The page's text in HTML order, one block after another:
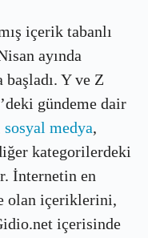
içerik tabanlı
ayında
Y ve Z
gündeme dair
sosyal medya,
kategorilerdeki
İnternetin en
olan içeriklerini,
içerisinde